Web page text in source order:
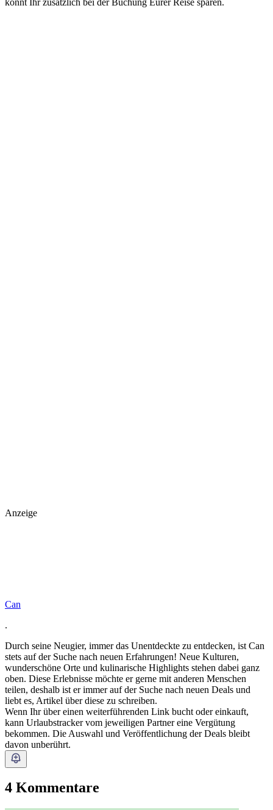
Anzeige
Can
.
Durch seine Neugier, immer das Unentdeckte zu entdecken, ist Can
stets auf der Suche nach neuen Erfahrungen! Neue Kulturen,
wunderschöne Orte und kulinarische Highlights stehen dabei ganz
oben. Diese Erlebnisse möchte er gerne mit anderen Menschen
teilen, deshalb ist er immer auf der Suche nach neuen Deals und
liebt es, Artikel über diese zu schreiben.
Wenn Ihr über einen weiterführenden Link bucht oder einkauft,
kann Urlaubstracker vom jeweiligen Partner eine Vergütung
bekommen. Die Auswahl und Veröffentlichung der Deals bleibt
davon unberührt.
4 Kommentare